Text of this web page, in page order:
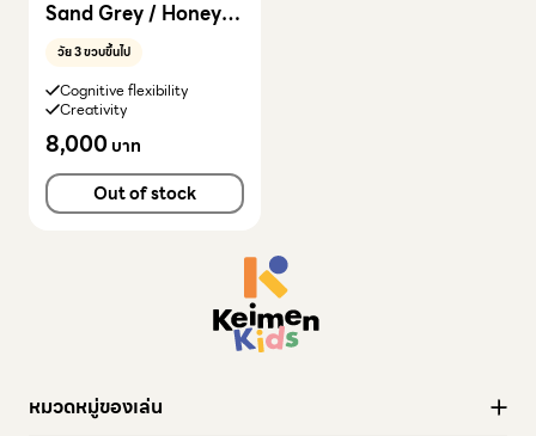
Sand Grey / Honey
Yellow
วัย 3 ขวบขึ้นไป
Cognitive flexibility
Creativity
8,000บาท
Out of stock
หมวดหมู่ของเล่น